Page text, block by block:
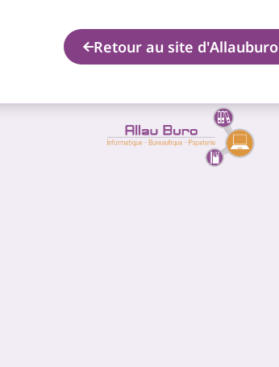
Retour au site d'Allauburo